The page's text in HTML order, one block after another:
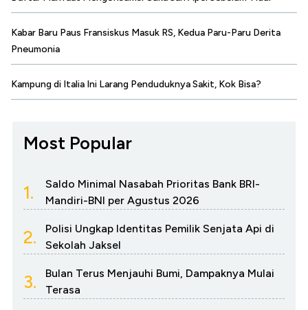
Kabar Baru Paus Fransiskus Masuk RS, Kedua Paru-Paru Derita
Pneumonia
Kampung di Italia Ini Larang Penduduknya Sakit, Kok Bisa?
Most Popular
1.
Saldo Minimal Nasabah Prioritas Bank BRI-
Mandiri-BNI per Agustus 2026
2.
Polisi Ungkap Identitas Pemilik Senjata Api di
Sekolah Jaksel
3.
Bulan Terus Menjauhi Bumi, Dampaknya Mulai
Terasa